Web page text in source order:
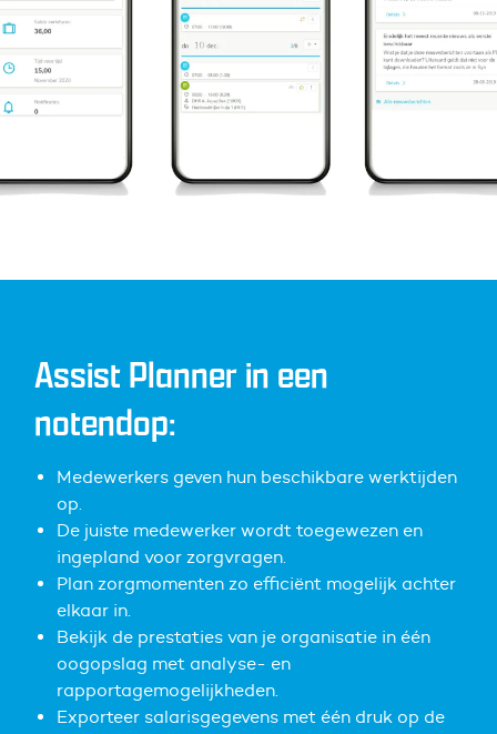
Assist Planner in een
notendop:
Medewerkers geven hun beschikbare werktijden
op.
De juiste medewerker wordt toegewezen en
ingepland voor zorgvragen.
Plan zorgmomenten zo efficiënt mogelijk achter
elkaar in.
Bekijk de prestaties van je organisatie in één
oogopslag met analyse- en
rapportagemogelijkheden.
Exporteer salarisgegevens met één druk op de